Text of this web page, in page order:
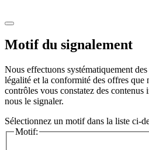
Motif du signalement
Nous effectuons systématiquement
légalité et la conformité des offres que
contrôles vous constatez des
nous le signaler.
Sélectionnez un motif dans la liste ci-
Motif: